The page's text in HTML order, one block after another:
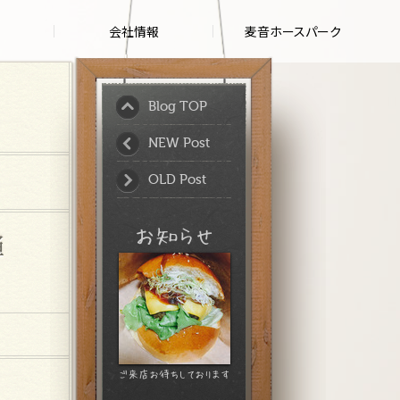
会社情報 麦音ホースパーク
Blog TOP
NEW Post
OLD Post